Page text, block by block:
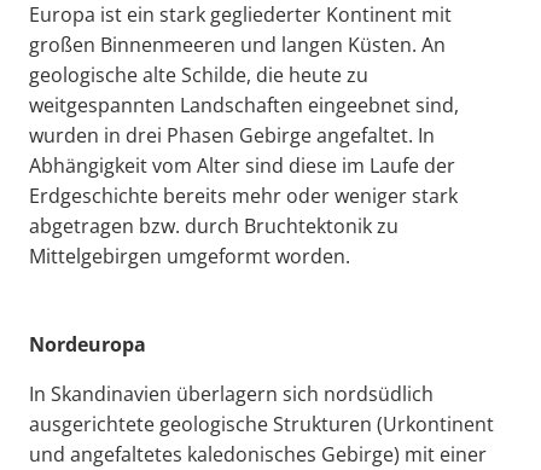
Europa ist ein stark gegliederter Kontinent mit
großen Binnenmeeren und langen Küsten. An
geologische alte Schilde, die heute zu
weitgespannten Landschaften eingeebnet sind,
wurden in drei Phasen Gebirge angefaltet. In
Abhängigkeit vom Alter sind diese im Laufe der
Erdgeschichte bereits mehr oder weniger stark
abgetragen bzw. durch Bruchtektonik zu
Mittelgebirgen umgeformt worden.
Nordeuropa
In Skandinavien überlagern sich nordsüdlich
ausgerichtete geologische Strukturen (Urkontinent
und angefaltetes kaledonisches Gebirge) mit einer